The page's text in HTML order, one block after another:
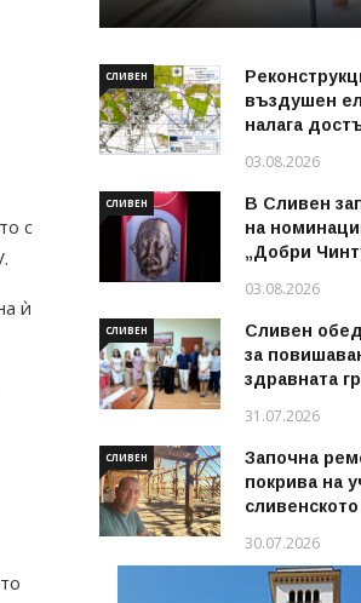
с
ѝ
СЛИВЕН
въздушен
налага
03.08.2026
СЛИВЕН
В Сливен
на
„Добри
03.08.2026
СЛИВЕН
Сливен
за
здравната
семейства
31.07.2026
СЛИВЕН
Започна
покрива на
30.07.2026